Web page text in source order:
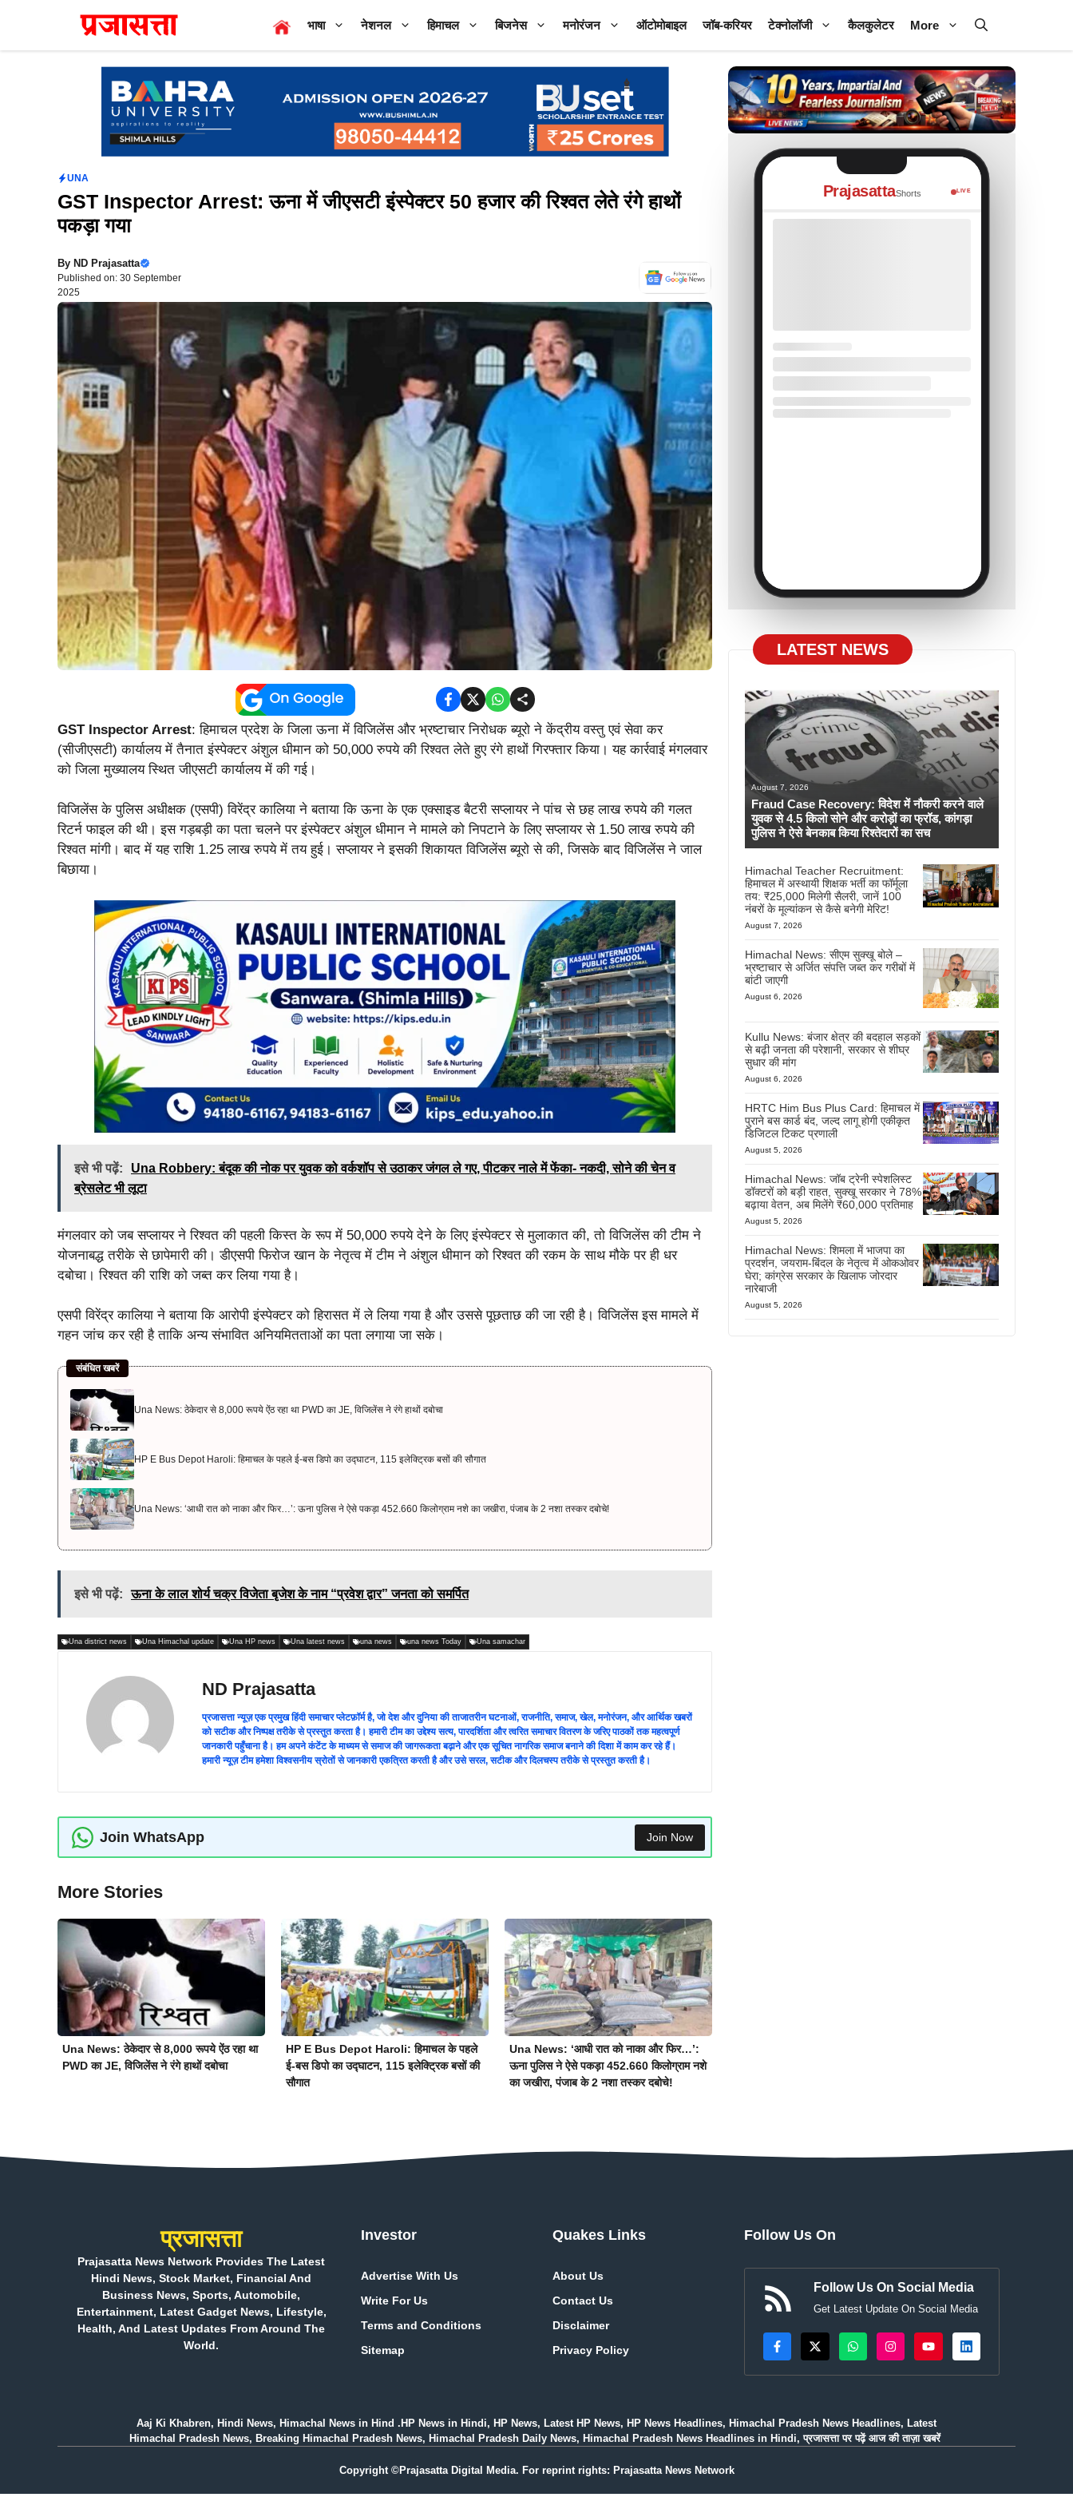
content
भाषा नेशनल हिमाचल बिजनेस मनोरंजन ऑटोमोबाइल जॉब-करियर टेक्नोलॉजी कैलकुलेटर More
UNA
GST Inspector Arrest: ऊना में जीएसटी इंस्पेक्टर 50 हजार की रिश्वत लेते रंगे हाथों
पकड़ा गया
By ND Prajasatta
Published on: 30 September
2025
GST Inspector Arrest: हिमाचल प्रदेश के जिला ऊना में विजिलेंस और भ्रष्टाचार निरोधक ब्यूरो ने केंद्रीय वस्तु एवं सेवा कर
(सीजीएसटी) कार्यालय में तैनात इंस्पेक्टर अंशुल धीमान को 50,000 रुपये की रिश्वत लेते हुए रंगे हाथों गिरफ्तार किया। यह कार्रवाई मंगलवार
को जिला मुख्यालय स्थित जीएसटी कार्यालय में की गई।
विजिलेंस के पुलिस अधीक्षक (एसपी) विरेंद्र कालिया ने बताया कि ऊना के एक एक्साइड बैटरी सप्लायर ने पांच से छह लाख रुपये की गलत
रिटर्न फाइल की थी। इस गड़बड़ी का पता चलने पर इंस्पेक्टर अंशुल धीमान ने मामले को निपटाने के लिए सप्लायर से 1.50 लाख रुपये की
रिश्वत मांगी। बाद में यह राशि 1.25 लाख रुपये में तय हुई। सप्लायर ने इसकी शिकायत विजिलेंस ब्यूरो से की, जिसके बाद विजिलेंस ने जाल
बिछाया।
इसे भी पढ़ें:
Una Robbery: बंदूक की नोक पर युवक को वर्कशॉप से उठाकर जंगल ले गए, पीटकर नाले में फेंका- नकदी, सोने की चेन व
ब्रेसलेट भी लूटा
मंगलवार को जब सप्लायर ने रिश्वत की पहली किस्त के रूप में 50,000 रुपये देने के लिए इंस्पेक्टर से मुलाकात की, तो विजिलेंस की टीम ने
योजनाबद्ध तरीके से छापेमारी की। डीएसपी फिरोज खान के नेतृत्व में टीम ने अंशुल धीमान को रिश्वत की रकम के साथ मौके पर ही धर
दबोचा। रिश्वत की राशि को जब्त कर लिया गया है।
एसपी विरेंद्र कालिया ने बताया कि आरोपी इंस्पेक्टर को हिरासत में ले लिया गया है और उससे पूछताछ की जा रही है। विजिलेंस इस मामले में
गहन जांच कर रही है ताकि अन्य संभावित अनियमितताओं का पता लगाया जा सके।
संबंधित खबरें
Una News: ठेकेदार से 8,000 रूपये ऐंठ रहा था PWD का JE, विजिलेंस ने रंगे हाथों दबोचा
HP E Bus Depot Haroli: हिमाचल के पहले ई-बस डिपो का उद्घाटन, 115 इलेक्ट्रिक बसों की सौगात
Una News: ‘आधी रात को नाका और फिर…’: ऊना पुलिस ने ऐसे पकड़ा 452.660 किलोग्राम नशे का जखीरा, पंजाब के 2 नशा तस्कर दबोचे!
इसे भी पढ़ें: ऊना के लाल शोर्य चक्र विजेता बृजेश के नाम “प्रवेश द्वार” जनता को समर्पित
Una district news Una Himachal update Una HP news Una latest news una news una news Today Una samachar
ND Prajasatta
प्रजासत्ता न्यूज़ एक प्रमुख हिंदी समाचार प्लेटफ़ॉर्म है, जो देश और दुनिया की ताजातरीन घटनाओं, राजनीति, समाज, खेल, मनोरंजन, और आर्थिक खबरों
को सटीक और निष्पक्ष तरीके से प्रस्तुत करता है। हमारी टीम का उद्देश्य सत्य, पारदर्शिता और त्वरित समाचार वितरण के जरिए पाठकों तक महत्वपूर्ण
जानकारी पहुँचाना है। हम अपने कंटेंट के माध्यम से समाज की जागरूकता बढ़ाने और एक सूचित नागरिक समाज बनाने की दिशा में काम कर रहे हैं।
हमारी न्यूज़ टीम हमेशा विश्वसनीय स्रोतों से जानकारी एकत्रित करती है और उसे सरल, सटीक और दिलचस्प तरीके से प्रस्तुत करती है।
Join WhatsApp Join Now
More Stories
Una News: ठेकेदार से 8,000 रूपये ऐंठ रहा था
PWD का JE, विजिलेंस ने रंगे हाथों दबोचा
HP E Bus Depot Haroli: हिमाचल के पहले
ई-बस डिपो का उद्घाटन, 115 इलेक्ट्रिक बसों की
सौगात
Una News: ‘आधी रात को नाका और फिर…’:
ऊना पुलिस ने ऐसे पकड़ा 452.660 किलोग्राम नशे
का जखीरा, पंजाब के 2 नशा तस्कर दबोचे!
PrajasattaShorts LIVE
LATEST NEWS
August 7, 2026
Fraud Case Recovery: विदेश में नौकरी करने वाले
युवक से 4.5 किलो सोने और करोड़ों का फ्रॉड, कांगड़ा
पुलिस ने ऐसे बेनकाब किया रिश्तेदारों का सच
Himachal Teacher Recruitment:
हिमाचल में अस्थायी शिक्षक भर्ती का फॉर्मूला
तय: ₹25,000 मिलेगी सैलरी, जानें 100
नंबरों के मूल्यांकन से कैसे बनेगी मेरिट!
August 7, 2026
Himachal News: सीएम सुक्खू बोले –
भ्रष्टाचार से अर्जित संपत्ति जब्त कर गरीबों में
बांटी जाएगी
August 6, 2026
Kullu News: बंजार क्षेत्र की बदहाल सड़कों
से बढ़ी जनता की परेशानी, सरकार से शीघ्र
सुधार की मांग
August 6, 2026
HRTC Him Bus Plus Card: हिमाचल में
पुराने बस कार्ड बंद, जल्द लागू होगी एकीकृत
डिजिटल टिकट प्रणाली
August 5, 2026
Himachal News: जॉब ट्रेनी स्पेशलिस्ट
डॉक्टरों को बड़ी राहत, सुक्खू सरकार ने 78%
बढ़ाया वेतन, अब मिलेंगे ₹60,000 प्रतिमाह
August 5, 2026
Himachal News: शिमला में भाजपा का
प्रदर्शन, जयराम-बिंदल के नेतृत्व में ओकओवर
घेरा; कांग्रेस सरकार के खिलाफ जोरदार
नारेबाजी
August 5, 2026
प्रजासत्ता
Prajasatta News Network Provides The Latest
Hindi News, Stock Market, Financial And
Business News, Sports, Automobile,
Entertainment, Latest Gadget News, Lifestyle,
Health, And Latest Updates From Around The
World.
Investor
Advertise With Us
Write For Us
Terms and Conditions
Sitemap
Quakes Links
About Us
Contact Us
Disclaimer
Privacy Policy
Follow Us On
Follow Us On Social Media
Get Latest Update On Social Media
Aaj Ki Khabren, Hindi News, Himachal News in Hind .HP News in Hindi, HP News, Latest HP News, HP News Headlines, Himachal Pradesh News Headlines, Latest
Himachal Pradesh News, Breaking Himachal Pradesh News, Himachal Pradesh Daily News, Himachal Pradesh News Headlines in Hindi, प्रजासत्ता पर पढ़ें आज की ताज़ा खबरें
Copyright ©Prajasatta Digital Media. For reprint rights: Prajasatta News Network